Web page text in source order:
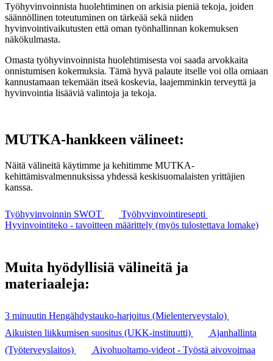
Työhyvinvoinnista huolehtiminen on arkisia pieniä tekoja, joiden
säännöllinen toteutuminen on tärkeää sekä niiden
hyvinvointivaikutusten että oman työnhallinnan kokemuksen
näkökulmasta.
Omasta työhyvinvoinnista huolehtimisesta voi saada arvokkaita
onnistumisen kokemuksia. Tämä hyvä palaute itselle voi olla omiaan
kannustamaan tekemään itseä koskevia, laajemminkin terveyttä ja
hyvinvointia lisääviä valintoja ja tekoja.
MUTKA-hankkeen välineet:
Näitä välineitä käytimme ja kehitimme MUTKA-
kehittämisvalmennuksissa yhdessä keskisuomalaisten yrittäjien
kanssa.
Työhyvinvoinnin SWOT
Työhyvinvointiresepti
Hyvinvointiteko - tavoitteen määrittely (myös tulostettava lomake)
Muita hyödyllisiä välineitä ja
materiaaleja:
3 minuutin Hengähdystauko-harjoitus (Mielenterveystalo)
Aikuisten liikkumisen suositus (UKK-instituutti)
Ajanhallinta
(Työterveyslaitos)
Aivohuoltamo-videot - Työstä aivovoimaa